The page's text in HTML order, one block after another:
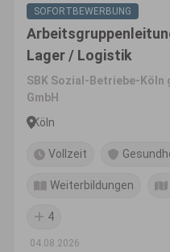
SOFORTBEWERBUNG
Lager / Logistik
SBK Sozial-Betriebe-Köln
GmbH
Köln
Vollzeit
Weiterbildungen
4
04.08.2026